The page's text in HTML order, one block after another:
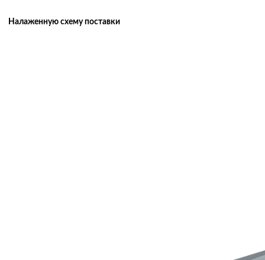
Налаженную схему поставки